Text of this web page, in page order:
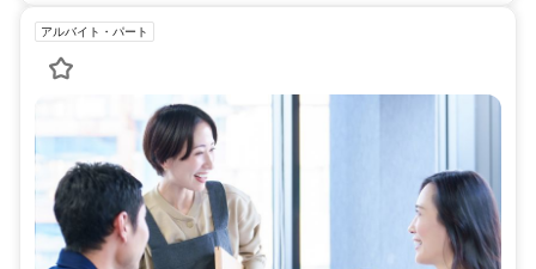
アルバイト・パート